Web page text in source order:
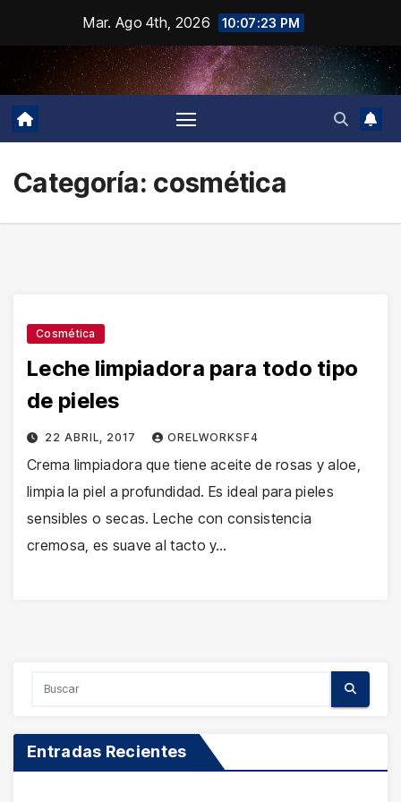
contenido
Mar. Ago 4th, 2026 10:07:24 PM
Categoría: cosmética
Cosmética
Leche limpiadora para todo tipo
de pieles
22 ABRIL, 2017 ORELWORKSF4
Crema limpiadora que tiene aceite de rosas y aloe,
limpia la piel a profundidad. Es ideal para pieles
sensibles o secas. Leche con consistencia
cremosa, es suave al tacto y…
Entradas Recientes